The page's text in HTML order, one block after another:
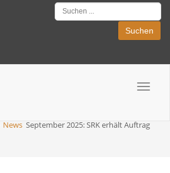
Suchen
Toggle
News September 2025: SRK erhält Auftrag